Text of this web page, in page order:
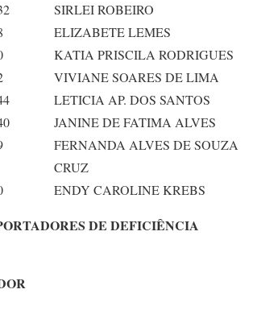
SIRLEI ROBEIRO
ELIZABETE LEMES
KATIA PRISCILA RODRIGUES
VIVIANE SOARES DE LIMA
LETICIA AP. DOS SANTOS
JANINE DE FATIMA ALVES
FERNANDA ALVES DE SOUZA
CRUZ
ENDY CAROLINE KREBS
DE DEFICIÊNCIA